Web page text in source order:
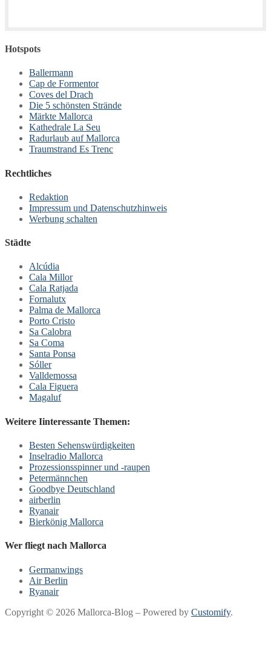
Hotspots
Ballermann
Cap de Formentor
Coves del Drach
Die 5 schönsten Strände
Märkte Mallorca
Kathedrale La Seu
Radurlaub auf Mallorca
Traumstrand Es Trenc
Rechtliches
Redaktion
Impressum und Datenschutzhinweis
Werbung schalten
Städte
Alcúdia
Cala Millor
Cala Ratjada
Fornalutx
Palma de Mallorca
Porto Cristo
Sa Calobra
Sa Coma
Santa Ponsa
Sóller
Valldemossa
Cala Figuera
Magaluf
Weitere Iinteressante Themen:
Besten Sehenswürdigkeiten
Inselradio Mallorca
Prozessionsspinner und -raupen
Petermännchen
Goodbye Deutschland
airberlin
Ryanair
Bierkönig Mallorca
Wer fliegt nach Mallorca
Germanwings
Air Berlin
Ryanair
Copyright © 2026 Mallorca-Blog – Powered by Customify.